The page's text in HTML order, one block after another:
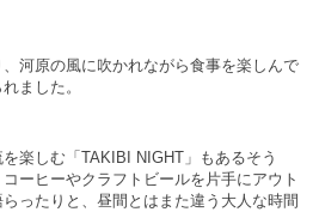
河原の風に吹かれながら食事を楽しんで
ました。
楽しむ「TAKIBI NIGHT」もあるそう
ーヒーやクラフトビールを片手にアウト
ったりと、昼間とはまた違う大人な時間